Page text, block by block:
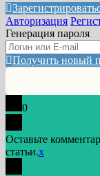
Авторизация
Генерация пароля
Получить новый
0
Оставьте
статьи.x